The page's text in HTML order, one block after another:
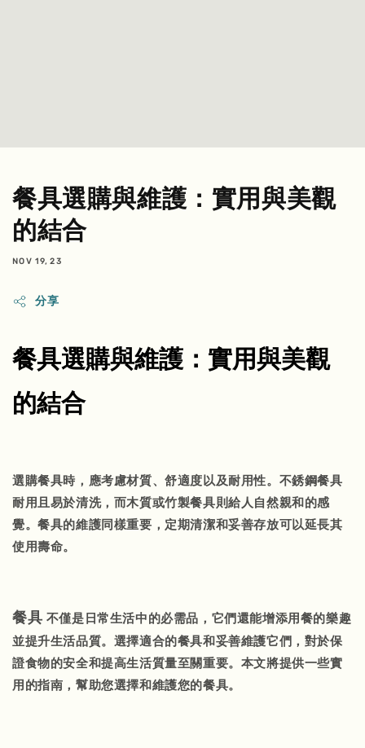
餐具選購與維護：實用與美觀
的結合
NOV 19, 23
分享
餐具選購與維護：實用與美觀
的結合
選購餐具時，應考慮材質、舒適度以及耐用性。不銹鋼餐具
耐用且易於清洗，而木質或竹製餐具則給人自然親和的感
覺。餐具的維護同樣重要，定期清潔和妥善存放可以延長其
使用壽命。
餐具 不僅是日常生活中的必需品，它們還能增添用餐的樂趣
並提升生活品質。選擇適合的餐具和妥善維護它們，對於保
證食物的安全和提高生活質量至關重要。本文將提供一些實
用的指南，幫助您選擇和維護您的餐具。